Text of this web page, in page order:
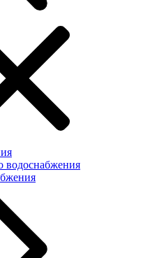
водоснабжения